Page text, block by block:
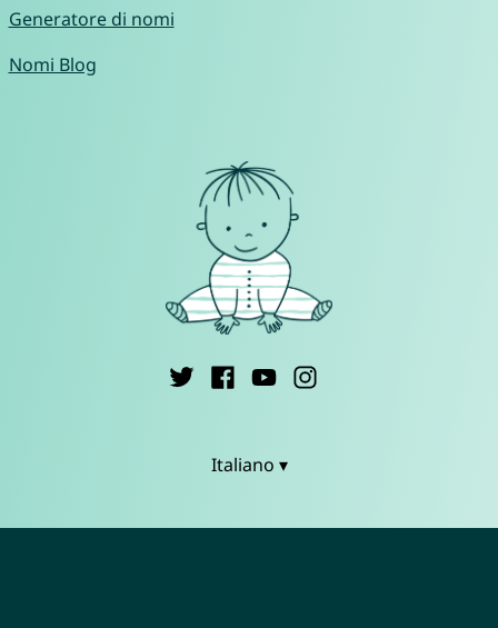
Generatore di nomi
Nomi Blog
Italiano ▾